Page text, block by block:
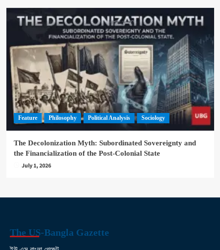
Feature Philosophy Political Analysis Sociology
The Decolonization Myth: Subordinated Sovereignty and
the Financialization of the Post-Colonial State
July 1, 2026
The US-Bangla Gazette